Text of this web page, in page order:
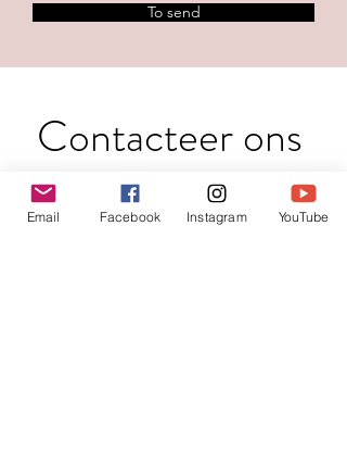
To send
Contacteer ons
Voornaam *
Email Facebook Instagram YouTube